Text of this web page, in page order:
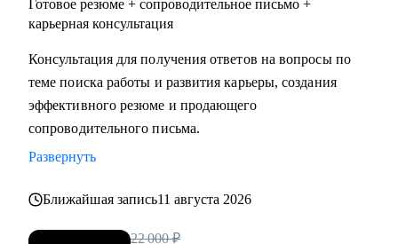
Готовое резюме + сопроводительное письмо +
карьерная консультация
Консультация для получения ответов на вопросы по
теме поиска работы и развития карьеры, создания
эффективного резюме и продающего
сопроводительного письма.
Развернуть
Ближайшая запись11 августа 2026
22 000 ₽